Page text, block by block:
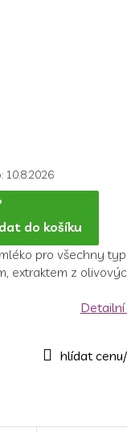
10.8.2026
do košíku
pro všechny
extraktem z